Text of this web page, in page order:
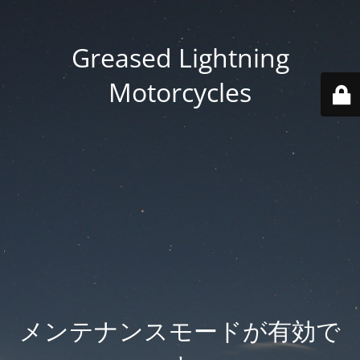
Greased Lightning
Motorcycles
メンテナンスモードが有効で